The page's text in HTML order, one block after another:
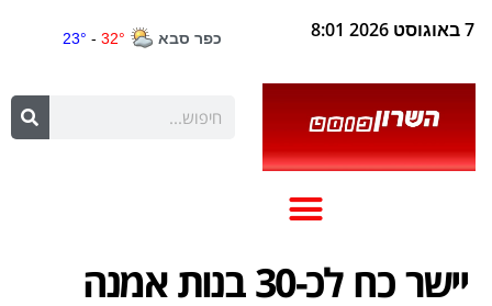
7 באוגוסט 2026 8:01
יישר כח לכ-30 בנות אמנה